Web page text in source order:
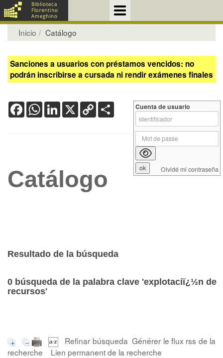
Inicio Catálogo
Sanciones a usuarios con préstamos vencidos: no
podrán inscribirse a cursada ni rendir exámenes finales
FacebookWhatsApp
LinkedIn
X Copy
Link
Catálogo
Resultado de la búsqueda
0 búsqueda de la palabra clave 'explotaciï¿½n de
recursos'
Refinar búsqueda Générer le flux rss de la
recherche
Lien permanent de la recherche
Cuenta de usuario
Olvidé mi contraseña